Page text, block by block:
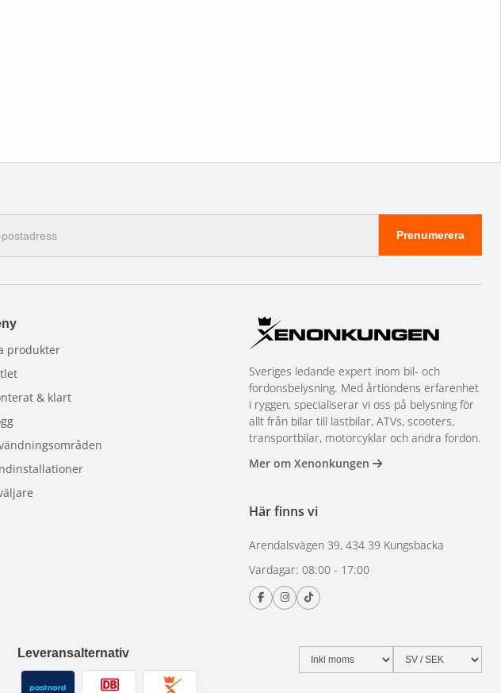
Prenumerera
produkter
& klart
Sveriges ledande expert inom bil- och
fordonsbelysning. Med årtiondens erfarenhet
i ryggen, specialiserar vi oss på belysning för
allt från bilar till lastbilar, ATVs, scooters,
transportbilar, motorcyklar och andra fordon.
Mer om Xenonkungen
Här finns vi
Arendalsvägen 39, 434 39 Kungsbacka
Vardagar: 08:00 - 17:00
Leveransalternativ